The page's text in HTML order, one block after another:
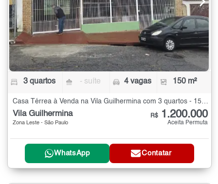
3 quartos - suíte 4 vagas 150 m²
Casa Térrea à Venda na Vila Guilhermina com 3 quartos - 150 m²
Vila Guilhermina
Zona Leste - São Paulo
R$ 1.200.000
Aceita Permuta
WhatsApp Contatar